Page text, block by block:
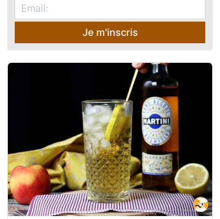
Je m'inscris